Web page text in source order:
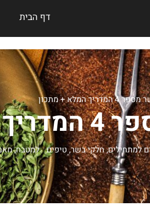
דף הבית
4 המדריך המלא + מתכון
+ מתכון
למתחילים,חלקי בשר,טיפים למטבח,